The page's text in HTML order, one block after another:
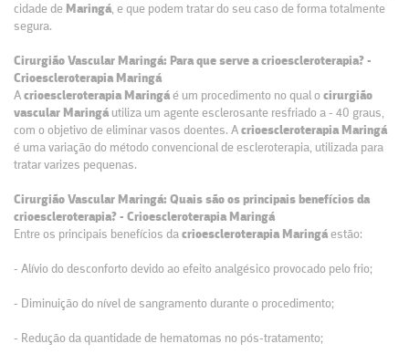
cidade de Maringá, e que podem tratar do seu caso de forma totalmente
segura.
Cirurgião Vascular Maringá: Para que serve a crioescleroterapia? -
Crioescleroterapia Maringá
A crioescleroterapia Maringáé um procedimento no qual o cirurgião
vascular Maringáutiliza um agente esclerosante resfriado a - 40 graus,
com o objetivo de eliminar vasos doentes. A crioescleroterapia Maringá
é uma variação do método convencional de escleroterapia, utilizada para
tratar varizes pequenas.
Cirurgião Vascular Maringá: Quais são os principais benefícios da
crioescleroterapia? - Crioescleroterapia Maringá
Entre os principais benefícios da crioescleroterapia Maringáestão:
- Alívio do desconforto devido ao efeito analgésico provocado pelo frio;
- Diminuição do nível de sangramento durante o procedimento;
- Redução da quantidade de hematomas no pós-tratamento;